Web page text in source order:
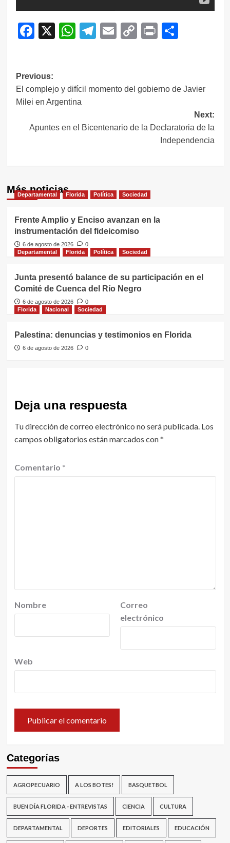
Facebook
X WhatsApp
Telegram
EmailCopy
Print
Navegación
de
entradas
Previous:
El complejo y difícil momento del gobierno de Javier
Milei en Argentina
Next:
Apuntes en el Bicentenario de la Declaratoria de la
Independencia
Más noticias
Departamental Florida Política Sociedad
Frente Amplio y Enciso avanzan en la
instrumentación del fideicomiso
6 de agosto de 2026
0
Departamental
Florida Política Sociedad
Junta presentó balance de su participación en el
Comité de Cuenca del Río Negro
6 de agosto de 2026
0
Florida
Nacional Sociedad
Palestina: denuncias y testimonios en Florida
6 de agosto de 2026 0
Deja una respuesta
Tu dirección de correo electrónico no será publicada. Los
campos obligatorios están marcados con*
Comentario *
Nombre
Correo
electrónico
Web
Categorías
AGROPECUARIO A LOS BOTES! BASQUETBOL
BUEN DÍA FLORIDA - ENTREVISTAS CIENCIA CULTURA
DEPARTAMENTAL DEPORTES EDITORIALES EDUCACIÓN